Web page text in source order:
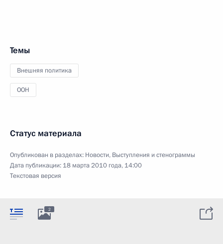
Темы
Внешняя политика
ООН
Статус материала
Опубликован в разделах: Новости, Выступления и стенограммы
Дата публикации: 18 марта 2010 года, 14:00
Текстовая версия
2